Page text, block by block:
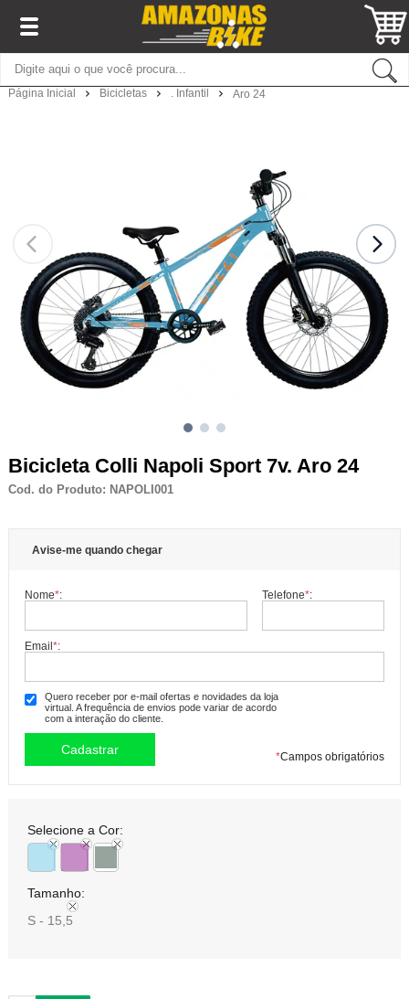
Página Inicial Bicicletas . Infantil Aro 24
Bicicleta Colli Napoli Sport 7v. Aro 24
Cod. do Produto: NAPOLI001
Avise-me quando chegar
Nome*: Telefone*:
Email*:
Quero receber por e-mail ofertas e novidades da loja
virtual. A frequência de envios pode variar de acordo
com a interação do cliente.
*Campos obrigatórios
Selecione a Cor:
Tamanho:
S - 15,5